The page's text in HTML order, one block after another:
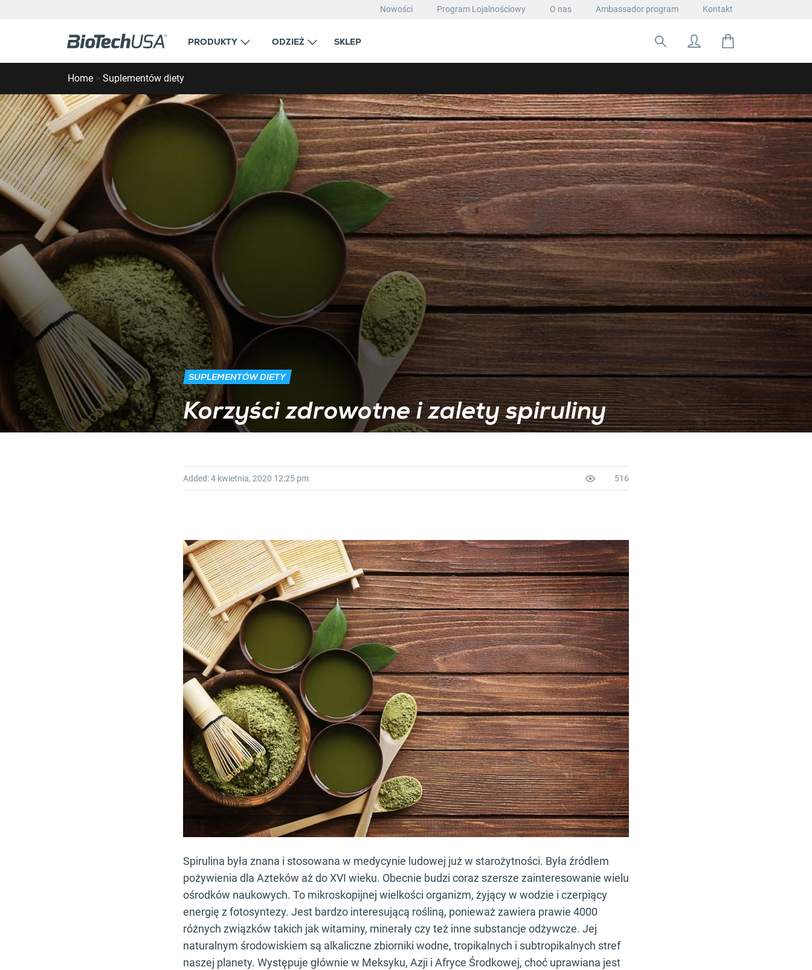
Nowości Program Lojalnościowy O nas Ambassador program Kontakt
PRODUKTY ODZIEŻ SKLEP
Szukaj:
Home > Suplementów diety
SUPLEMENTÓW DIETY
Korzyści zdrowotne i zalety spiruliny
Added:4 kwietnia, 2020 12:25 pm 516
Spirulina była znana i stosowana w medycynie ludowej już w starożytności. Była źródłem
pożywienia dla Azteków aż do XVI wieku. Obecnie budzi coraz szersze zainteresowanie wielu
ośrodków naukowych. To mikroskopijnej wielkości organizm, żyjący w wodzie i czerpiący
energię z fotosyntezy. Jest bardzo interesującą rośliną, ponieważ zawiera prawie 4000
różnych związków takich jak witaminy, minerały czy też inne substancje odżywcze. Jej
naturalnym środowiskiem są alkaliczne zbiorniki wodne, tropikalnych i subtropikalnych stref
naszej planety. Występuje głównie w Meksyku, Azji i Afryce Środkowej, choć uprawiana jest